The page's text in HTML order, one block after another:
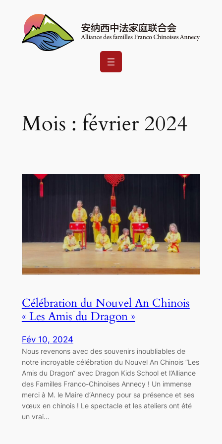
contenu
Mois : février 2024
Célébration du Nouvel An Chinois
« Les Amis du Dragon »
Fév 10, 2024
Nous revenons avec des souvenirs inoubliables de
notre incroyable célébration du Nouvel An Chinois ”Les
Amis du Dragon“ avec Dragon Kids School et l’Alliance
des Familles Franco-Chinoises Annecy ! Un immense
merci à M. le Maire d‘Annecy pour sa présence et ses
vœux en chinois ! Le spectacle et les ateliers ont été
un vrai…